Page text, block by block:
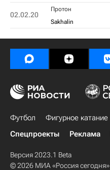
02.02.20
Протон
Sakhalin
Футбол Фигурное катание
Спецпроекты
Реклама
Версия 2023.1 Beta
© 2026 МИА «Россия сегодня»